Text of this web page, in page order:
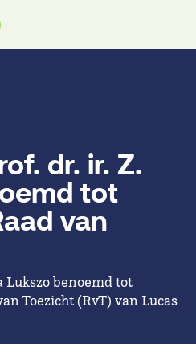
dr. ir. Z.
tot
van
Lukszo benoemd tot
Toezicht (RvT) van Lucas